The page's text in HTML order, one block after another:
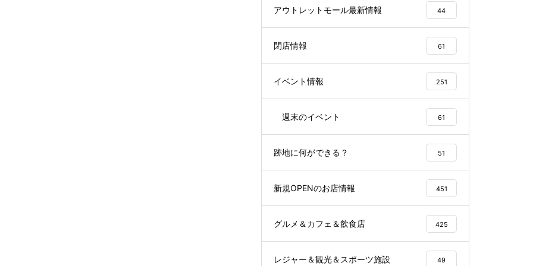
アウトレットモール最新情報 44
閉店情報 61
イベント情報 251
週末のイベント 61
跡地に何ができる？ 51
新規OPENのお店情報 451
グルメ＆カフェ＆飲食店 425
レジャー＆観光＆スポーツ施設 49